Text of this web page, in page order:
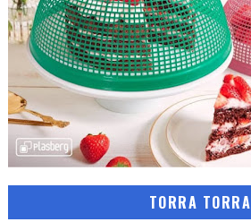
TORRA TORRA